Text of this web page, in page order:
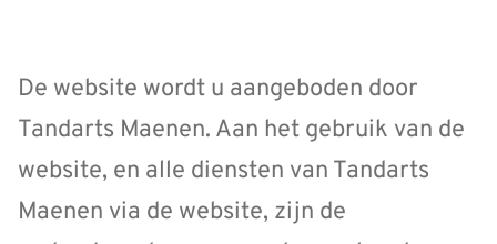
De website wordt u aangeboden door
Tandarts Maenen. Aan het gebruik van de
website, en alle diensten van Tandarts
Maenen via de website, zijn de